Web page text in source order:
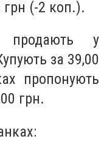
грн (-2 коп.).
продають у
за 39,00
пропонують
грн.